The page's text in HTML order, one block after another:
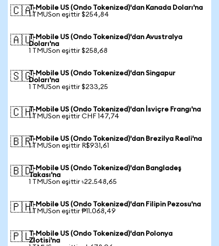
🇨🇦T-Mobile US (Ondo Tokenized)'dan Kanada Doları'na
1 TMUSon eşittir $254,84
🇦🇺T-Mobile US (Ondo Tokenized)'dan Avustralya
Doları'na
1 TMUSon eşittir $258,68
🇸🇬T-Mobile US (Ondo Tokenized)'dan Singapur
Doları'na
1 TMUSon eşittir $233,25
🇨🇭T-Mobile US (Ondo Tokenized)'dan İsviçre Frangı'na
1 TMUSon eşittir CHF 147,74
🇧🇷T-Mobile US (Ondo Tokenized)'dan Brezilya Reali'na
1 TMUSon eşittir R$931,61
🇧🇩T-Mobile US (Ondo Tokenized)'dan Bangladeş
Takası'na
1 TMUSon eşittir ৳22.548,65
🇵🇭T-Mobile US (Ondo Tokenized)'dan Filipin Pezosu'na
1 TMUSon eşittir ₱11.068,49
🇵🇱T-Mobile US (Ondo Tokenized)'dan Polonya
Zlotisi'na